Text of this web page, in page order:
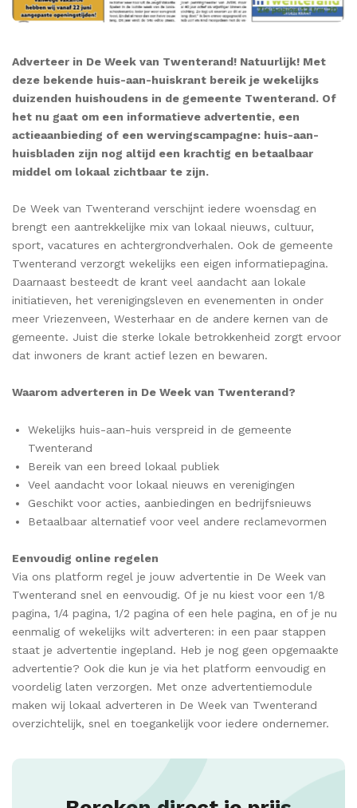
Adverteer in De Week van Twenterand! Natuurlijk! Met
deze bekende huis-aan-huiskrant bereik je wekelijks
duizenden huishoudens in de gemeente Twenterand. Of
het nu gaat om een informatieve advertentie, een
actieaanbieding of een wervingscampagne: huis-aan-
huisbladen zijn nog altijd een krachtig en betaalbaar
middel om lokaal zichtbaar te zijn.
De Week van Twenterand verschijnt iedere woensdag en
brengt een aantrekkelijke mix van lokaal nieuws, cultuur,
sport, vacatures en achtergrondverhalen. Ook de gemeente
Twenterand verzorgt wekelijks een eigen informatiepagina.
Daarnaast besteedt de krant veel aandacht aan lokale
initiatieven, het verenigingsleven en evenementen in onder
meer Vriezenveen, Westerhaar en de andere kernen van de
gemeente. Juist die sterke lokale betrokkenheid zorgt ervoor
dat inwoners de krant actief lezen en bewaren.
Waarom adverteren in De Week van Twenterand?
Wekelijks huis-aan-huis verspreid in de gemeente
Twenterand
Bereik van een breed lokaal publiek
Veel aandacht voor lokaal nieuws en verenigingen
Geschikt voor acties, aanbiedingen en bedrijfsnieuws
Betaalbaar alternatief voor veel andere reclamevormen
Eenvoudig online regelen
Via ons platform regel je jouw advertentie in De Week van
Twenterand snel en eenvoudig. Of je nu kiest voor een 1/8
pagina, 1/4 pagina, 1/2 pagina of een hele pagina, en of je nu
eenmalig of wekelijks wilt adverteren: in een paar stappen
staat je advertentie ingepland. Heb je nog geen opgemaakte
advertentie? Ook die kun je via het platform eenvoudig en
voordelig laten verzorgen. Met onze advertentiemodule
maken wij lokaal adverteren in De Week van Twenterand
overzichtelijk, snel en toegankelijk voor iedere ondernemer.